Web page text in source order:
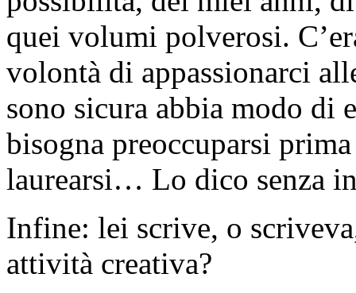
quei volumi polverosi.
volontà di appassionarci
sono sicura abbia modo di
bisogna preoccuparsi
laurearsi… Lo dico senza
Infine: lei scrive, o
attività creativa?